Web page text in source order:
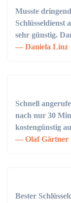
Musste
Schlüsseldienst
sehr günstig.
Daniela Linz
Schnell
nach nur 30
kostengünstig
Olaf Gärtner
Bester